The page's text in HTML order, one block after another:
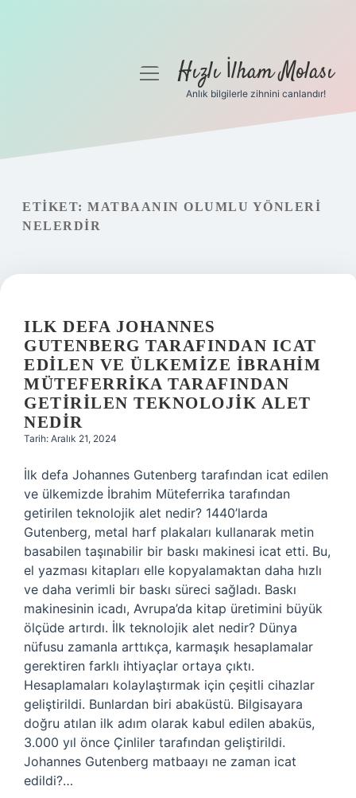
Gizlilik Politikası
Hakkımızda
menüyüHızlı İlham Molası
Anlık bilgilerle zihnini canlandır!
ETIKET: MATBAANIN OLUMLU YÖNLERI
NELERDIR
ILK DEFA JOHANNES
GUTENBERG TARAFINDAN ICAT
EDILEN VE ÜLKEMIZE İBRAHIM
MÜTEFERRIKA TARAFINDAN
GETIRILEN TEKNOLOJIK ALET
NEDIR
Tarih: Aralık 21, 2024
İlk defa Johannes Gutenberg tarafından icat edilen
ve ülkemizde İbrahim Müteferrika tarafından
getirilen teknolojik alet nedir? 1440’larda
Gutenberg, metal harf plakaları kullanarak metin
basabilen taşınabilir bir baskı makinesi icat etti. Bu,
el yazması kitapları elle kopyalamaktan daha hızlı
ve daha verimli bir baskı süreci sağladı. Baskı
makinesinin icadı, Avrupa’da kitap üretimini büyük
ölçüde artırdı. İlk teknolojik alet nedir? Dünya
nüfusu zamanla arttıkça, karmaşık hesaplamalar
gerektiren farklı ihtiyaçlar ortaya çıktı.
Hesaplamaları kolaylaştırmak için çeşitli cihazlar
geliştirildi. Bunlardan biri abaküstü. Bilgisayara
doğru atılan ilk adım olarak kabul edilen abaküs,
3.000 yıl önce Çinliler tarafından geliştirildi.
Johannes Gutenberg matbaayı ne zaman icat
edildi?…